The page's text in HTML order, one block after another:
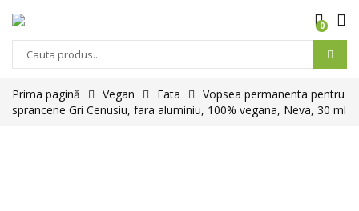
0
Prima pagină Vegan Fata
Vopsea permanenta pentru
sprancene Gri Cenusiu, fara aluminiu, 100% vegana, Neva, 30 ml